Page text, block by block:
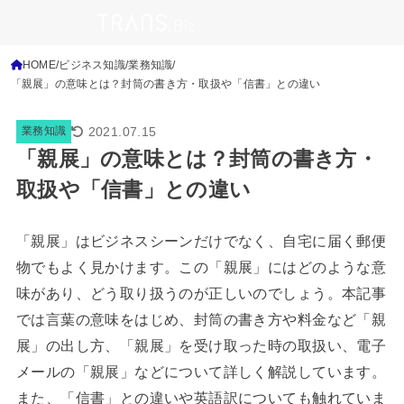
HOME ビジネス知識 業務知識
「親展」の意味とは？封筒の書き方・取扱や「信書」との違い
業務知識 2021.07.15
「親展」の意味とは？封筒の書き方・
取扱や「信書」との違い
「親展」はビジネスシーンだけでなく、自宅に届く郵便
物でもよく見かけます。この「親展」にはどのような意
味があり、どう取り扱うのが正しいのでしょう。本記事
では言葉の意味をはじめ、封筒の書き方や料金など「親
展」の出し方、「親展」を受け取った時の取扱い、電子
メールの「親展」などについて詳しく解説しています。
また、「信書」との違いや英語訳についても触れていま